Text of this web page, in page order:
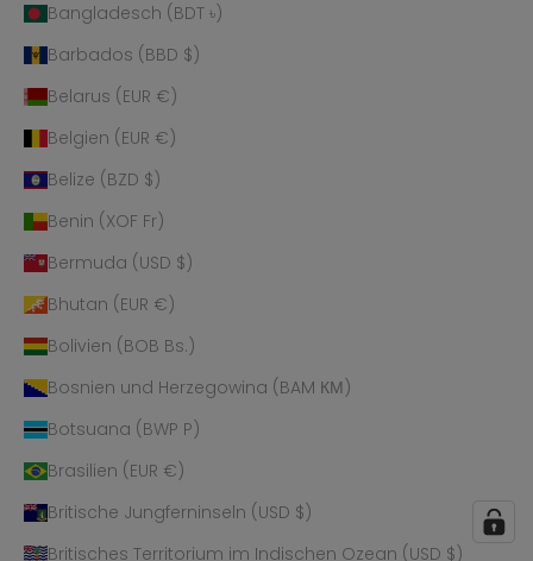
Bangladesch (BDT ৳)
Barbados (BBD $)
Belarus (EUR €)
Belgien (EUR €)
Belize (BZD $)
Benin (XOF Fr)
Bermuda (USD $)
Bhutan (EUR €)
Bolivien (BOB Bs.)
Bosnien und Herzegowina (BAM КМ)
Botsuana (BWP P)
Brasilien (EUR €)
Britische Jungferninseln (USD $)
Britisches Territorium im Indischen Ozean (USD $)